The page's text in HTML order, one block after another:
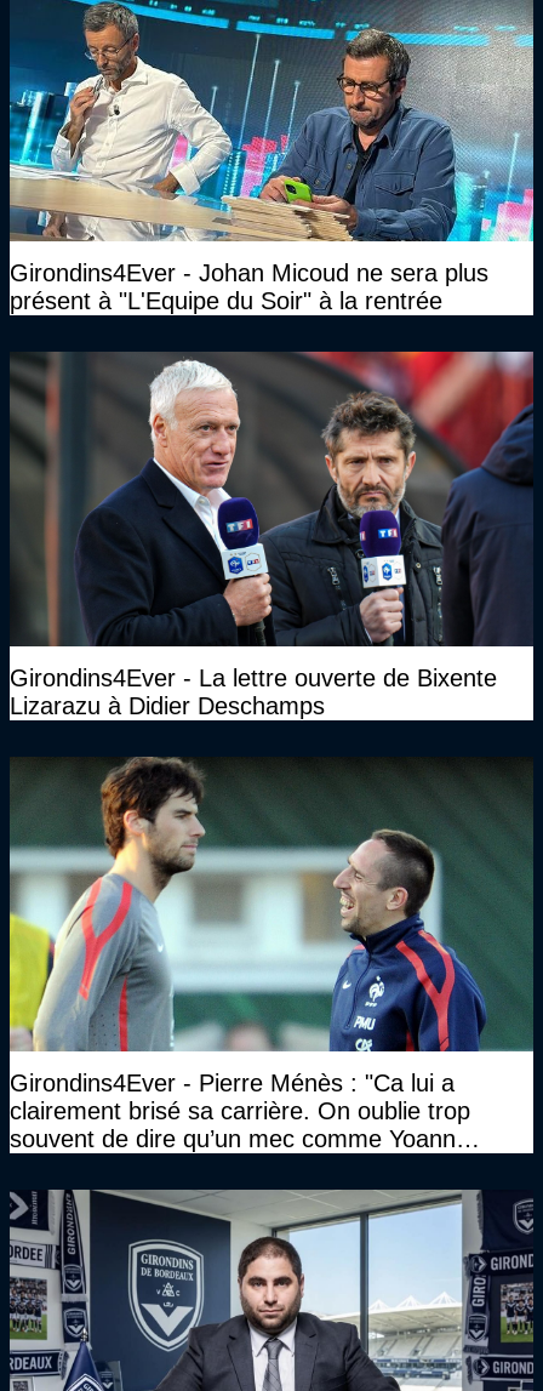
Girondins4Ever - Johan Micoud ne sera plus
présent à "L'Equipe du Soir" à la rentrée
Girondins4Ever - La lettre ouverte de Bixente
Lizarazu à Didier Deschamps
Girondins4Ever - Pierre Ménès : "Ca lui a
clairement brisé sa carrière. On oublie trop
souvent de dire qu’un mec comme Yoann